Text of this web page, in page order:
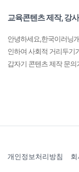
안녕하세요,한국이러닝
인하여 사회적 거리두기
갑자기 콘텐츠 제작 문의
개인정보처리방침 회